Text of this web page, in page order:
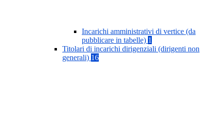
Incarichi amministrativi di vertice (da
pubblicare in tabelle) 1
Titolari di incarichi dirigenziali (dirigenti non
generali) 16